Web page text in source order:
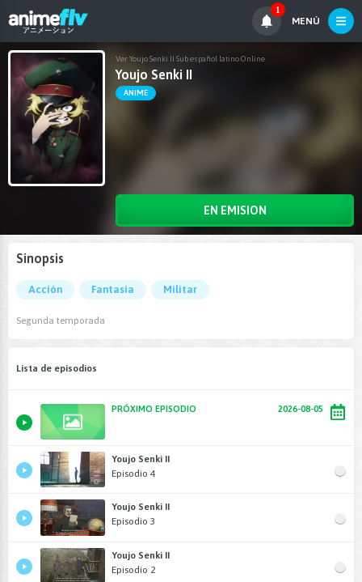
1
MENÚ
Ver Youjo Senki II Sub español latino Online
Youjo Senki II
ANIME
EN EMISION
Sinopsis
Acción Fantasía Militar
Segunda temporada
Lista de episodios
PRÓXIMO EPISODIO 2026-08-05
Youjo Senki II
Episodio 4
Youjo Senki II
Episodio 3
Youjo Senki II
Episodio 2